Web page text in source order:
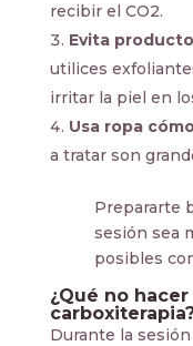
recibir el CO2.
Evita
utilices
irritar la piel en
Usa ropa
a tratar son
Prepararte
sesión sea
posibles
¿Qué no
Durante la sesión